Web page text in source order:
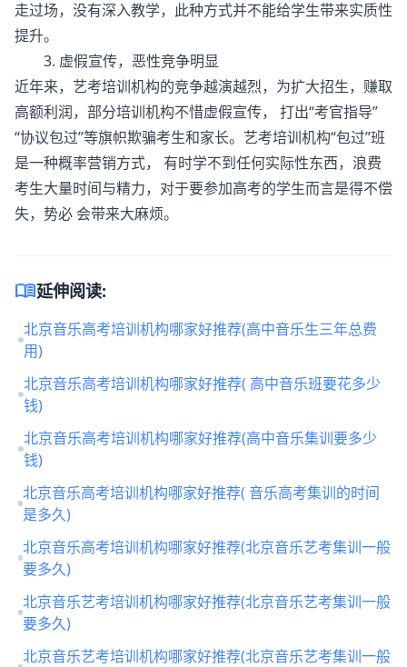
走过场，没有深入教学，此种方式并不能给学生带来实质性
提升。
3. 虚假宣传，恶性竞争明显
近年来，艺考培训机构的竞争越演越烈，为扩大招生，赚取
高额利润，部分培训机构不惜虚假宣传， 打出“考官指导”
“协议包过”等旗帜欺骗考生和家长。艺考培训机构“包过”班
是一种概率营销方式， 有时学不到任何实际性东西，浪费
考生大量时间与精力，对于要参加高考的学生而言是得不偿
失，势必 会带来大麻烦。
menu_book延伸阅读:
北京音乐高考培训机构哪家好推荐(高中音乐生三年总费
用)
北京音乐高考培训机构哪家好推荐( 高中音乐班要花多少
钱)
北京音乐高考培训机构哪家好推荐(高中音乐集训要多少
钱)
北京音乐高考培训机构哪家好推荐( 音乐高考集训的时间
是多久)
北京音乐高考培训机构哪家好推荐(北京音乐艺考集训一般
要多久)
北京音乐艺考培训机构哪家好推荐(北京音乐艺考集训一般
要多久)
北京音乐艺考培训机构哪家好推荐(北京音乐艺考集训一般